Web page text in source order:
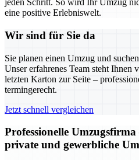
jeden Schritt. So wird Ihr Umzug
eine positive Erlebniswelt.
Wir sind für Sie da
Sie planen einen Umzug und
Unser erfahrenes Team steht Ihnen
letzten Karton zur Seite –
termingerecht.
Jetzt schnell vergleichen
Professionelle
private und gewerbliche